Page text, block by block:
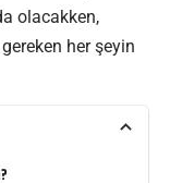
olacakken,
her şeyin